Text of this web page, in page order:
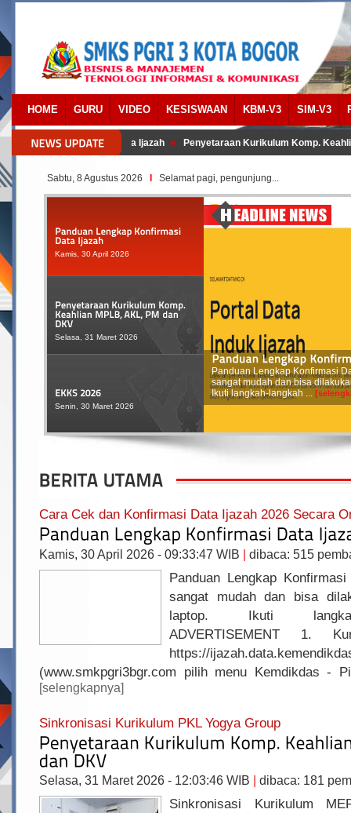
HOME GURU VIDEO KESISWAAN KBM-V3 SIM-V3
Lengkap Konfirmasi Data Ijazah Penyetaraan Kurikulum Komp.
Sabtu, 8 Agustus 2026 Selamat pagi, pengunjung...
Panduan Lengkap Konfirmasi
sangat mudah dan bisa
Ikuti langkah-langkah ...
Kamis, 30 April 2026
Selasa, 31 Maret 2026
Senin, 30 Maret 2026
Senin, 26 Februari 2024
Cara Cek dan Konfirmasi Data Ijazah 2026 Secara
Kamis, 30 April 2026 - 09:33:47 WIB dibaca: 515
Panduan Lengkap
sangat mudah dan bisa
laptop. Ikuti
ADVERTISEMENT 1.
https://
(www.smkpgri3bgr.com pilih menu Kemdikdas -
[selengkapnya]
Sinkronisasi Kurikulum PKL Yogya Group
Selasa, 31 Maret 2026 - 12:03:46 WIB dibaca: 181
Sinkronisasi Kurikulum